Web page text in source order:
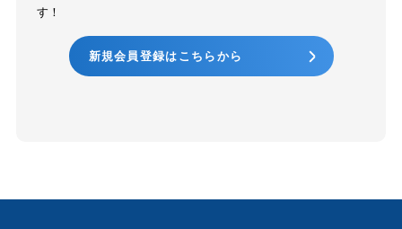
す！
新規会員登録はこちらから